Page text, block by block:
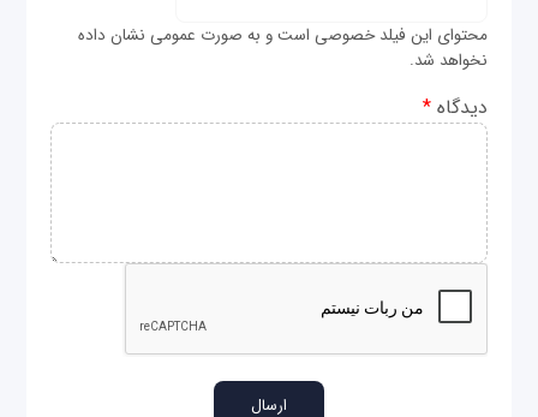
محتوای این فیلد خصوصی است و به صورت عمومی نشان داده
نخواهد شد.
دیدگاه*